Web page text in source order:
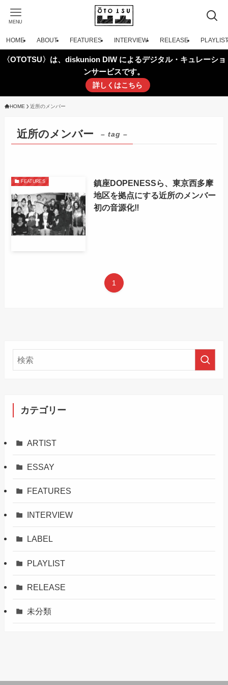
MENU
HOME ABOUT FEATURES INTERVIEW RELEASE PLAYLIST
〈OTOTSU〉は、diskunion DIW によるデジタル・キュレーショ
ンサービスです。
詳しくはこちら
HOME 近所のメンバー
近所のメンバー – tag –
FEATURES
鎮座DOPENESSら、東京西多摩
地区を拠点にする近所のメンバー
初の音源化‼
1
カテゴリー
ARTIST
ESSAY
FEATURES
INTERVIEW
LABEL
PLAYLIST
RELEASE
未分類